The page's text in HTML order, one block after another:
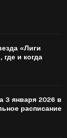
«Лиги
и когда
3 января 2026 в
расписание